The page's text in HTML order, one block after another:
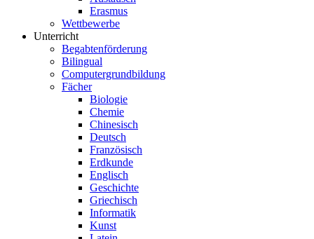
Erasmus
Wettbewerbe
Unterricht
Begabtenförderung
Bilingual
Computergrundbildung
Fächer
Biologie
Chemie
Chinesisch
Deutsch
Französisch
Erdkunde
Englisch
Geschichte
Griechisch
Informatik
Kunst